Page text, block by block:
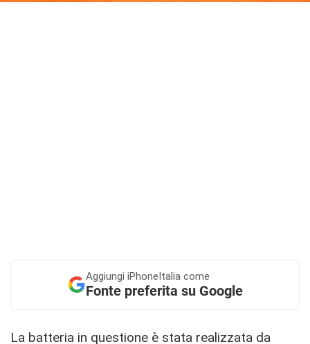
Aggiungi iPhoneItalia come
Fonte preferita su Google
La batteria in questione è stata realizzata da